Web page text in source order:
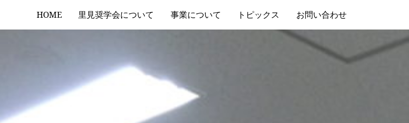
HOME 里見奨学会について 事業について トピックス お問い合わせ